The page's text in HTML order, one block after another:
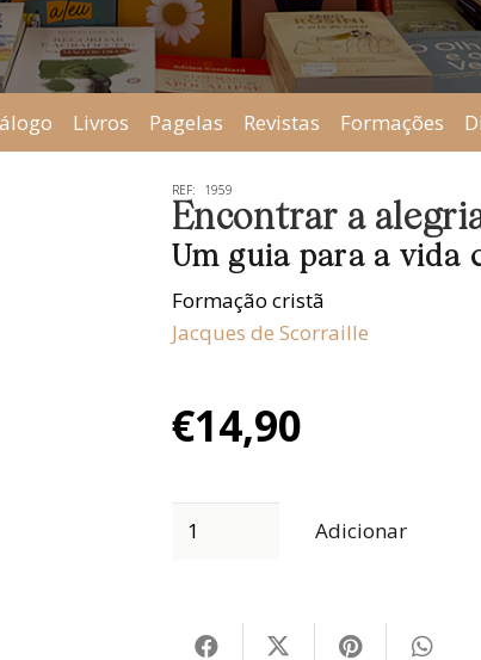
Livros Pagelas Revistas Formações
REF: 1959
Encontrar a
Um guia para a vida
Formação cristã
Jacques de Scorraille
€14,90
Adicionar